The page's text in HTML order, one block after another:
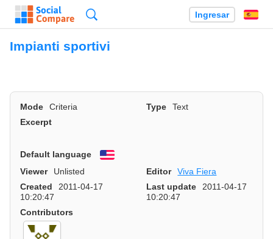
Ingresar
Impianti sportivi
Mode Criteria Type
Text
Excerpt
Default language
English
Viewer
Unlisted Editor
Viva Fiera
Created
2011-04-17
10:20:47
Last update
2011-04-17
10:20:47
Contributors